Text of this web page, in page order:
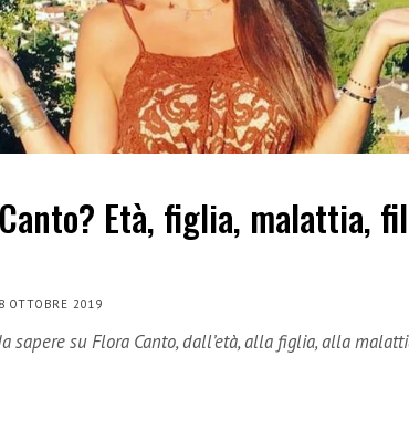
Età, figlia, malattia,
OTTOBRE 2019
sapere su Flora Canto, dall’età, alla figlia, alla